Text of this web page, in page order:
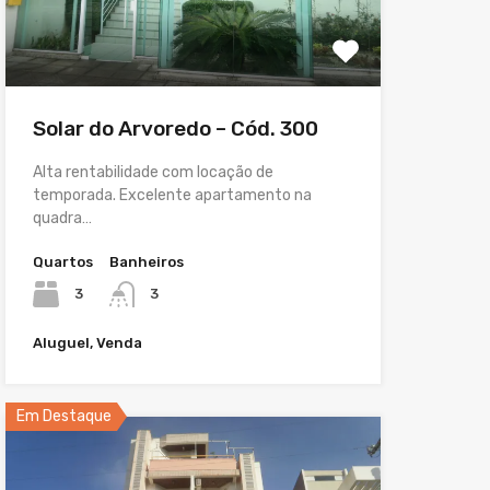
Solar do Arvoredo – Cód. 300
Alta rentabilidade com locação de
temporada. Excelente apartamento na
quadra…
Quartos
3
Banheiros
3
Aluguel, Venda
Em Destaque